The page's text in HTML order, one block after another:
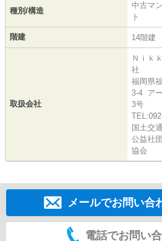
種別/構造
中古マ
ト
階建 14階建
取扱会社
Ｎｉｋ
社
福岡県
3-4 ア
3号
国土交
公益社
協会
メールでお問い合
電話でお問い